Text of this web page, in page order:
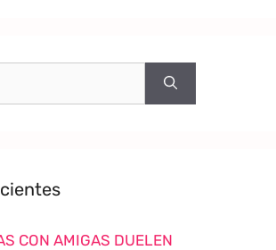
CON AMIGAS DUELEN